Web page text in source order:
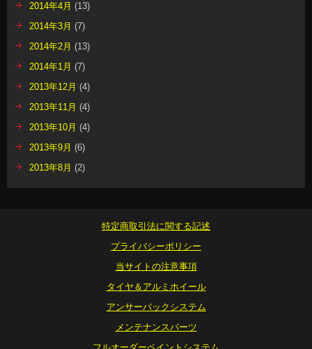
2014年4月 (13)
2014年3月 (7)
2014年2月 (13)
2014年1月 (7)
2013年12月 (4)
2013年11月 (4)
2013年10月 (4)
2013年9月 (6)
2013年8月 (2)
特定商取引法に関する記述
プライバシーポリシー
当サイトの注意事項
タイヤ＆アルミホイール
アンサーバックシステム
メンテナンスパーツ